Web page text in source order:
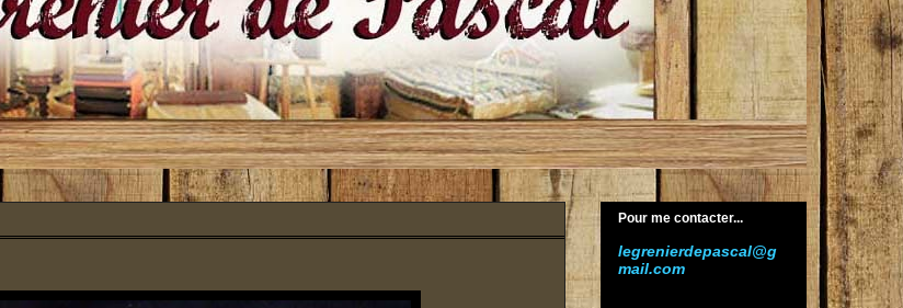
Pour me contacter...
legrenierdepascal@g
mail.com